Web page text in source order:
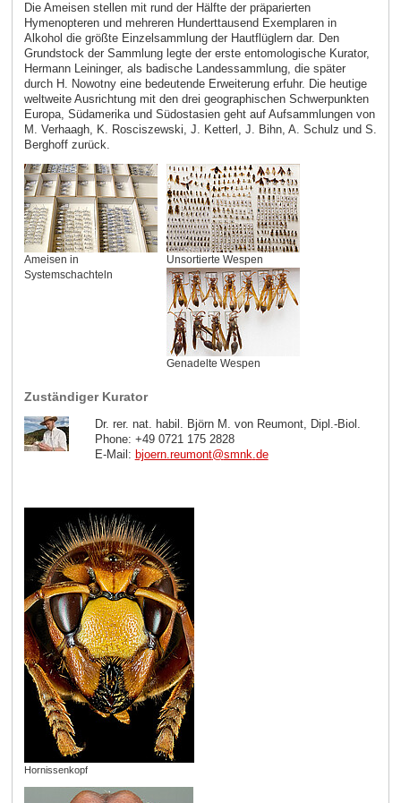
Die Ameisen stellen mit rund der Hälfte der präparierten
Hymenopteren und mehreren Hunderttausend Exemplaren in
Alkohol die größte Einzelsammlung der Hautflüglern dar. Den
Grundstock der Sammlung legte der erste entomologische Kurator,
Hermann Leininger, als badische Landessammlung, die später
durch H. Nowotny eine bedeutende Erweiterung erfuhr. Die heutige
weltweite Ausrichtung mit den drei geographischen Schwerpunkten
Europa, Südamerika und Südostasien geht auf Aufsammlungen von
M. Verhaagh, K. Rosciszewski, J. Ketterl, J. Bihn, A. Schulz und S.
Berghoff zurück.
Ameisen in
Systemschachteln
Unsortierte Wespen
Genadelte Wespen
Zuständiger Kurator
Dr. rer. nat. habil. Björn M. von Reumont, Dipl.-Biol.
Phone: +49 0721 175 2828
E-Mail: bjoern.reumont@smnk de
Hornissenkopf